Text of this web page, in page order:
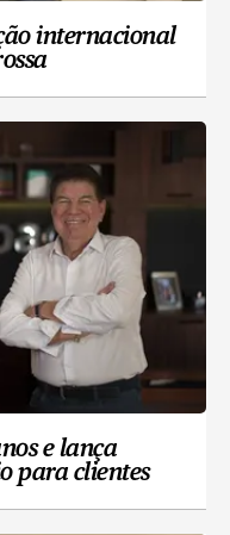
internacional
e lança
para clientes